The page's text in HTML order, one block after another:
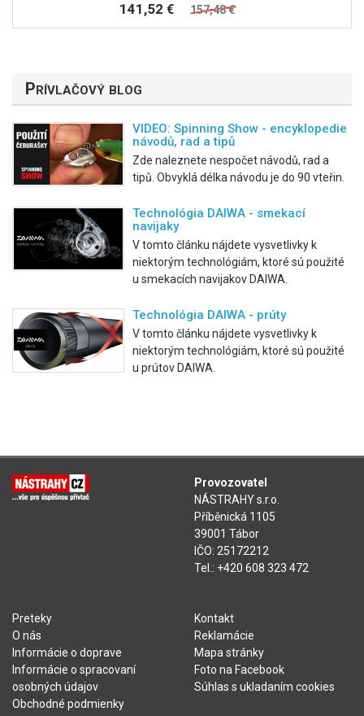
141,52 € 157,48 €
Prívlačový blog
VIDEO: Spinning Show - encyklopedie
návodů, rad a tipů
Zde naleznete nespočet návodů, rad a
tipů. Obvyklá délka návodu je do 90 vteřin.
Technológia DAIWA - smekací
navijaky
V tomto článku nájdete vysvetlivky k
niektorým technológiám, ktoré sú použité
u smekacích navijakov DAIWA.
Technológia DAIWA - prúty
V tomto článku nájdete vysvetlivky k
niektorým technológiám, ktoré sú použité
u prútov DAIWA.
Provozovatel
NÁSTRAHY s.r.o.
Příběnická 1105
39001 Tábor
IČO: 25172212
Tel.: +420 608 323 472
Preteky
O nás
Informácie o doprave
Informácie o spracovaní
osobných údajov
Obchodné podmienky
Kontakt
Reklamácie
Mapa stránky
Foto na Facebook
Súhlas s ukladaním cookies